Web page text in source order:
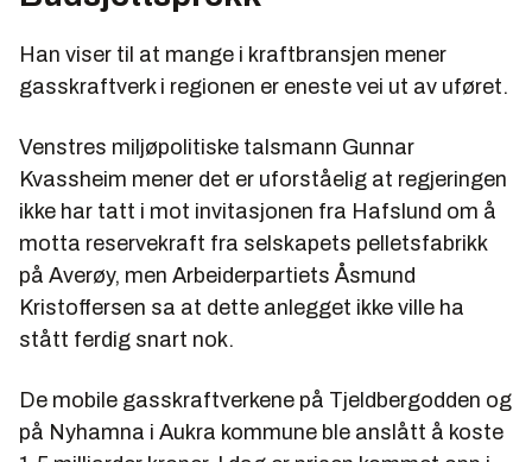
Han viser til at mange i kraftbransjen mener
gasskraftverk i regionen er eneste vei ut av uføret.
Venstres miljøpolitiske talsmann Gunnar
Kvassheim mener det er uforståelig at regjeringen
ikke har tatt i mot invitasjonen fra Hafslund om å
motta reservekraft fra selskapets pelletsfabrikk
på Averøy, men Arbeiderpartiets Åsmund
Kristoffersen sa at dette anlegget ikke ville ha
stått ferdig snart nok.
De mobile gasskraftverkene på Tjeldbergodden og
på Nyhamna i Aukra kommune ble anslått å koste